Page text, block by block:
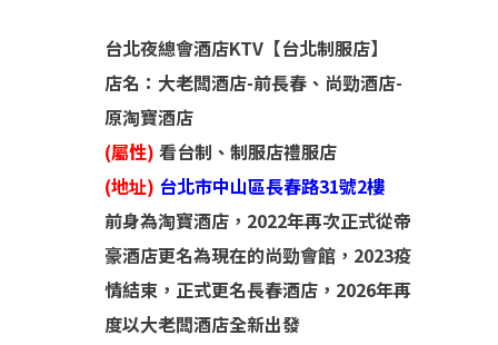
台北夜總會酒店KTV【台北制服店】
店名：大老闆酒店-前長春、尚勁酒店-
原淘寶酒店
(屬性) 看台制、制服店禮服店
(地址) 台北市中山區長春路31號2樓
前身為淘寶酒店，2022年再次正式從帝
豪酒店更名為現在的尚勁會館，2023疫
情結束，正式更名長春酒店，2026年再
度以大老闆酒店全新出發